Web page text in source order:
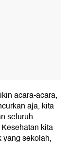
acara-acara,
aja, kita
seluruh
kita
sekolah,